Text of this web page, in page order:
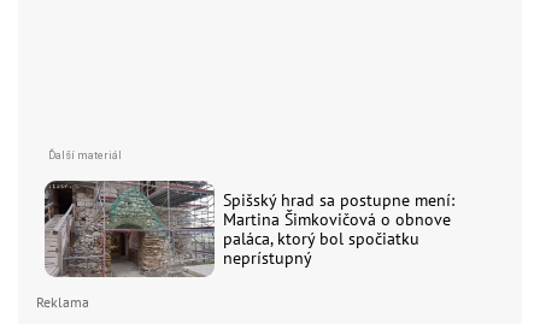
Spišský hrad sa postupne mení:
Martina Šimkovičová o obnove
paláca, ktorý bol spočiatku
neprístupný
Reklama